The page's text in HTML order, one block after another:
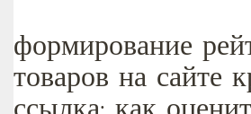
формирование
товаров на сайте